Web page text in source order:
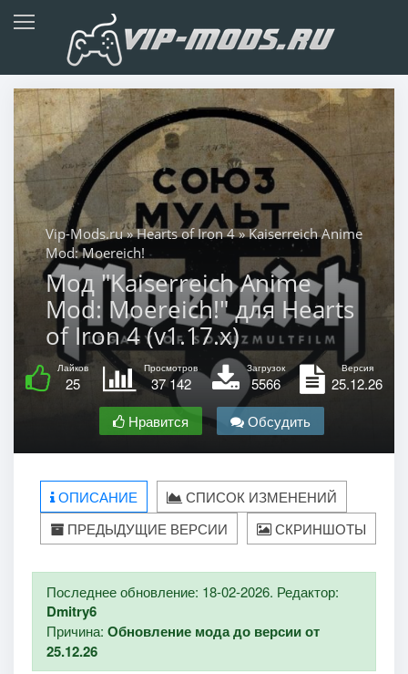
Vip-Mods.ru»Hearts of Iron 4» Kaiserreich Anime
Mod: Moereich!
Мод "Kaiserreich Anime
Mod: Moereich!" для Hearts
of Iron 4 (v1.17.x)
Лайков
25
Просмотров
37 142
Загрузок
5566
Версия
25.12.26
Нравится
Обсудить
ОПИСАНИЕ
СПИСОК ИЗМЕНЕНИЙ
ПРЕДЫДУЩИЕ ВЕРСИИ
СКРИНШОТЫ
Последнее обновление: 18-02-2026. Редактор:
Dmitry6
Причина: Обновление мода до версии от
25.12.26